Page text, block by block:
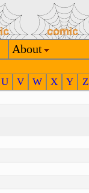
About
U V W X Y Z